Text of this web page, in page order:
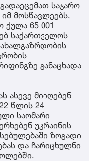
საჯარო
მოსწავლეებს,
ქულა 65 001
საქართველოს
განაცხადა
ასევე მიიღებენ
წლის 24
საომარი
უკრაინის
ზოგადი
და ჩარიცხულნი